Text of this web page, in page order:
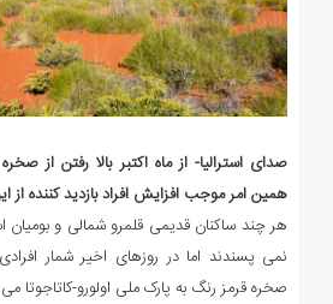
صدای استرالیا- از ماه اکتبر بالا رفتن از
همین امر موجب افزایش افراد بازدید کننده
هر چند ساکنان قدیمی قلمرو شمالی و بومیان
نمی پسندند اما در روزهای اخیر شمار
صخره قرمز رنگ به پارک ملی اولورو-کاتاجوتا